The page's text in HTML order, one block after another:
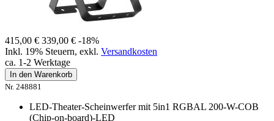
415,00 € 339,00 € -18%
Inkl. 19% Steuern, exkl. Versandkosten
ca. 1-2 Werktage
In den Warenkorb
Nr. 248881
LED-Theater-Scheinwerfer mit 5in1 RGBAL 200-W-COB
(Chip-on-board)-LED